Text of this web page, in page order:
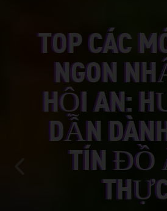
TOP CÁC
NGON
HỘI AN:
DẪN
TÍN ĐỒ